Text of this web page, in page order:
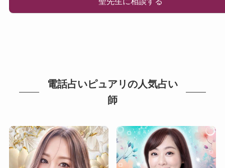
電話占いピュアリの人気占い
師